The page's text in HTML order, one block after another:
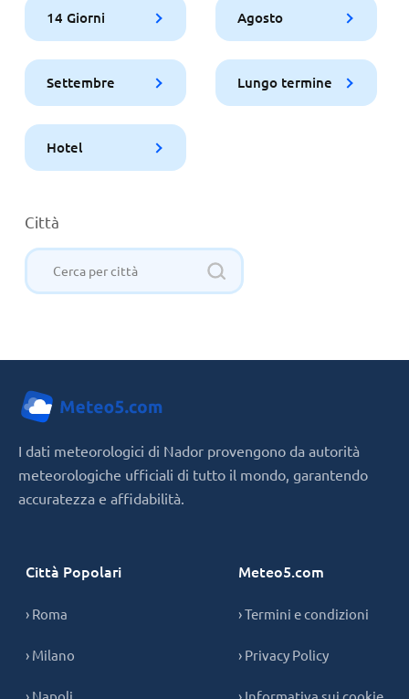
14 Giorni Agosto
Settembre Lungo termine
Hotel
Città
I dati meteorologici di Nador provengono da autorità
meteorologiche ufficiali di tutto il mondo, garantendo
accuratezza e affidabilità.
Città Popolari
› Roma
› Milano
› Napoli
Meteo5.com
› Termini e condizioni
› Privacy Policy
› Informativa sui cookie